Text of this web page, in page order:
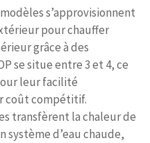
s’approvisionnent
pour chauffer
grâce à des
se situe entre 3 et 4, ce
leur facilité
coût compétitif.
transfèrent la chaleur de
système d’eau chaude,